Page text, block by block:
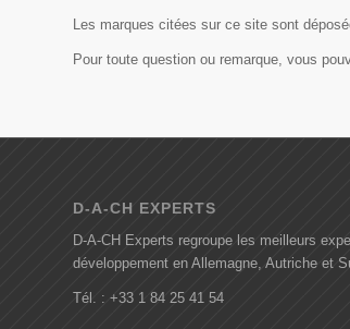
Les marques citées sur ce site sont
Pour toute question ou remarque, vous
D-A-CH EXPERTS
D-A-CH Experts regroupe les meilleurs
développement en Allemagne, Autriche et
Tél. : +33 1 84 25 41 54